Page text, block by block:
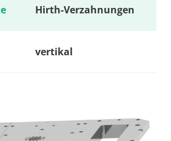
Hirth-Verzahnungen
vertikal